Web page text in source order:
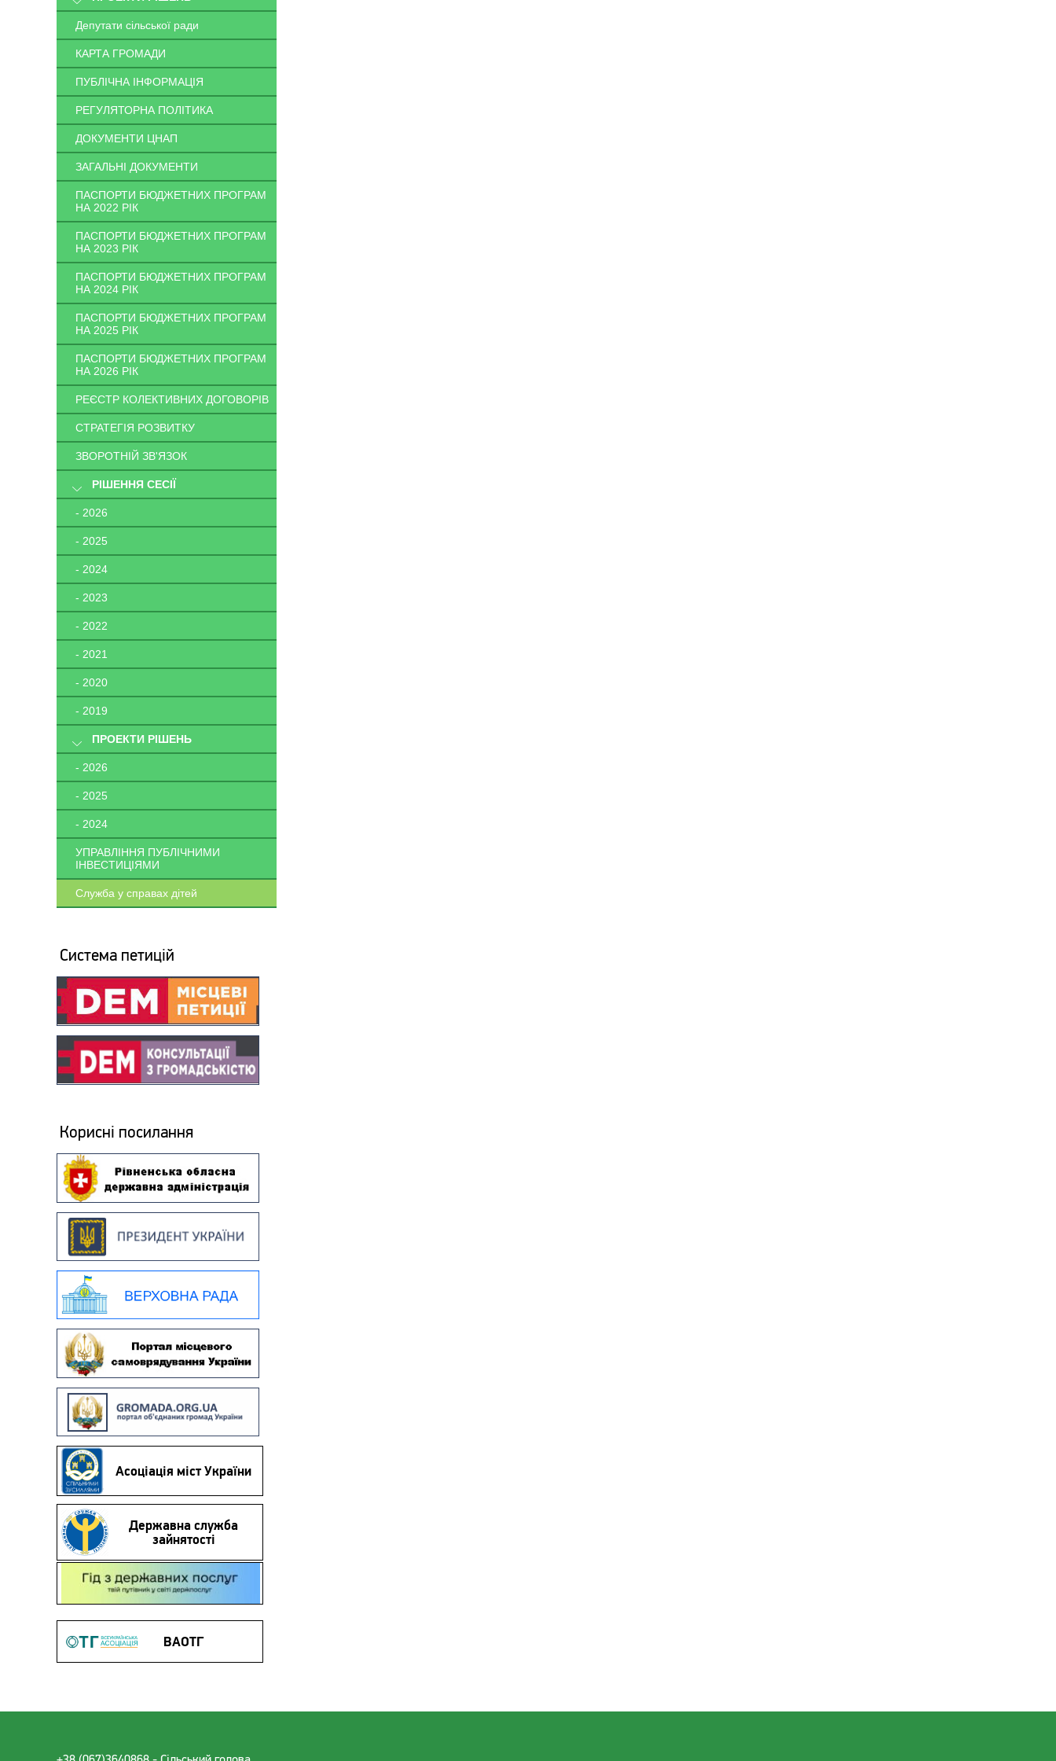
Депутати сільської ради
КАРТА ГРОМАДИ
ПУБЛІЧНА ІНФОРМАЦІЯ
РЕГУЛЯТОРНА ПОЛІТИКА
ДОКУМЕНТИ ЦНАП
ЗАГАЛЬНІ ДОКУМЕНТИ
ПАСПОРТИ БЮДЖЕТНИХ ПРОГРАМ
НА 2022 РІК
ПАСПОРТИ БЮДЖЕТНИХ ПРОГРАМ
НА 2023 РІК
ПАСПОРТИ БЮДЖЕТНИХ ПРОГРАМ
НА 2024 РІК
ПАСПОРТИ БЮДЖЕТНИХ ПРОГРАМ
НА 2025 РІК
ПАСПОРТИ БЮДЖЕТНИХ ПРОГРАМ
НА 2026 РІК
РЕЄСТР КОЛЕКТИВНИХ ДОГОВОРІВ
СТРАТЕГІЯ РОЗВИТКУ
ЗВОРОТНІЙ ЗВ'ЯЗОК
РІШЕННЯ СЕСІЇ
- 2026
- 2025
- 2024
- 2023
- 2022
- 2021
- 2020
- 2019
ПРОЕКТИ РІШЕНЬ
- 2026
- 2025
- 2024
УПРАВЛІННЯ ПУБЛІЧНИМИ
ІНВЕСТИЦІЯМИ
Служба у справах дітей
Система петицій
Корисні посилання
Асоціація міст України
Державна служба
зайнятості
Гід з державних послуг
ВАОТГ